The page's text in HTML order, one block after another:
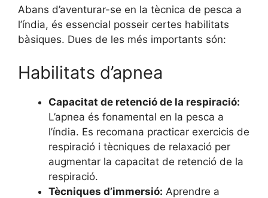
Abans d’aventurar-se en la tècnica de pesca a
l’índia, és essencial posseir certes habilitats
bàsiques. Dues de les més importants són:
Habilitats d’apnea
Capacitat de retenció de la respiració:
L’apnea és fonamental en la pesca a
l’índia. Es recomana practicar exercicis de
respiració i tècniques de relaxació per
augmentar la capacitat de retenció de la
respiració.
Tècniques d’immersió: Aprendre a